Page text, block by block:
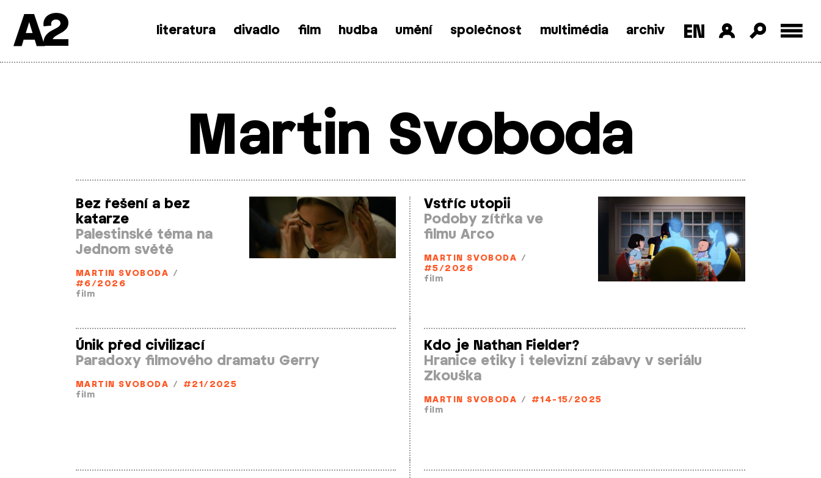
SkipA2 literatura divadlo film hudba umění společnost multimédia archiv
Martin Svoboda
Bez řešení a bez
katarze
Palestinské téma na
Jednom světě
MARTIN SVOBODA /
#6/2026
film
Vstříc utopii
Podoby zítřka ve
filmu Arco
MARTIN SVOBODA /
#5/2026
film
Únik před civilizací
Paradoxy filmového dramatu Gerry
MARTIN SVOBODA /
#21/2025
film
Kdo je Nathan Fielder?
Hranice etiky i televizní zábavy v seriálu
Zkouška
MARTIN SVOBODA /
#14-15/2025
film